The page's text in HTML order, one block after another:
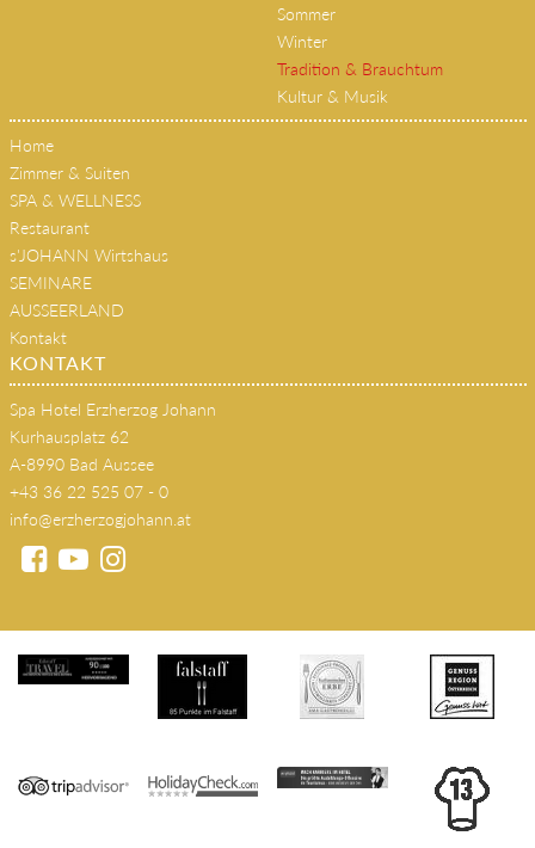
Bad Aussee
Naturschönheiten
Sommer
Winter
Tradition & Brauchtum
Home
Zimmer & Suiten
SPA & WELLNESS
Restaurant
s'JOHANN Wirtshaus
SEMINARE
AUSSEERLAND
KONTAKT
Spa Hotel Erzherzog Johann
Kurhausplatz 62
A-8990 Bad Aussee
+43 36 22 525 07 - 0
info@erzherzogjohann.at